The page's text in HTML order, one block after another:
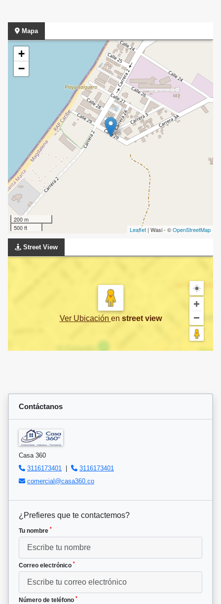
Mapa
+
−
200 m
500 ft
Leaflet | Wasi - ©OpenStreetMap
Street View
Ver Ubicación en street view
Contáctanos
Casa 360
3116173401
|
3116173401
comercial@casa360.co
¿Prefieres que te contactemos?
Tu nombre *
Correo electrónico *
Número de teléfono *